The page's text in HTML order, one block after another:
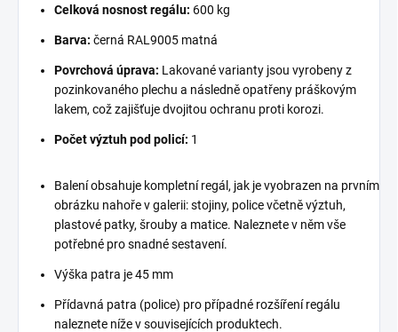
Celková nosnost regálu: 600 kg
Barva: černá RAL9005 matná
Povrchová úprava: Lakované varianty jsou vyrobeny z
pozinkovaného plechu a následně opatřeny práškovým
lakem, což zajišťuje dvojitou ochranu proti korozi.
Počet výztuh pod policí: 1
Balení obsahuje kompletní regál, jak je vyobrazen na prvním
obrázku nahoře v galerii: stojiny, police včetně výztuh,
plastové patky, šrouby a matice. Naleznete v něm vše
potřebné pro snadné sestavení.
Výška patra je 45 mm
Přídavná patra (police) pro případné rozšíření regálu
naleznete níže v souvisejících produktech.